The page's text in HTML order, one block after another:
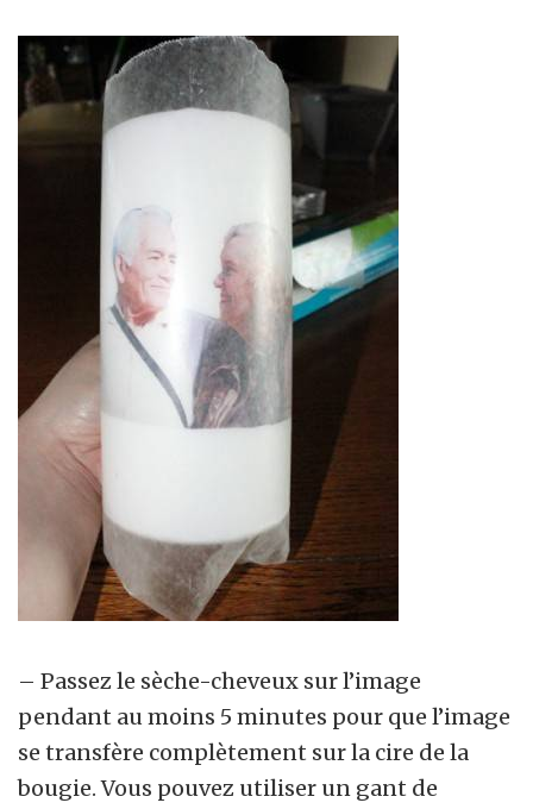
– Passez le sèche-cheveux sur l’image
pendant au moins 5 minutes pour que l’image
se transfère complètement sur la cire de la
bougie. Vous pouvez utiliser un gant de